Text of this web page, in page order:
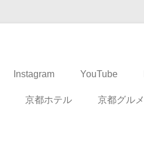
Instagram YouTube
京都ホテル 京都グルメ